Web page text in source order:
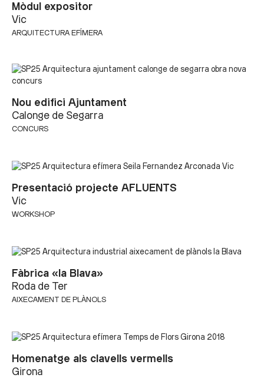
Mòdul expositor
Vic
ARQUITECTURA EFÍMERA
Nou edifici Ajuntament
Calonge de Segarra
CONCURS
Presentació projecte AFLUENTS
Vic
WORKSHOP
Fàbrica «la Blava»
Roda de Ter
AIXECAMENT DE PLÀNOLS
Homenatge als clavells vermells
Girona